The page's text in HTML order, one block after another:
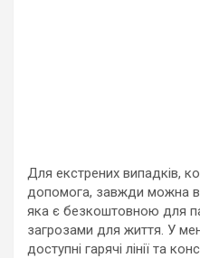
Для екстрених випадків,
допомога, завжди можна
яка є безкоштовною для
загрозами для життя. У
доступні гарячі лінії та